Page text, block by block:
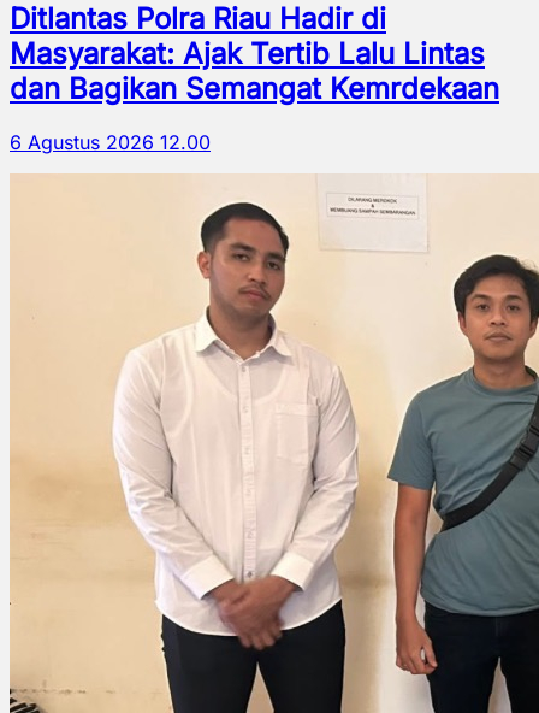
Ditlantas Polra Riau Hadir di
Masyarakat: Ajak Tertib Lalu Lintas
dan Bagikan Semangat Kemrdekaan
6 Agustus 2026 12.00